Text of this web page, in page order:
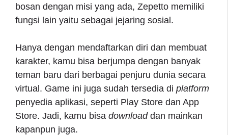
bosan dengan misi yang ada, Zepetto memiliki
fungsi lain yaitu sebagai jejaring sosial.
Hanya dengan mendaftarkan diri dan membuat
karakter, kamu bisa berjumpa dengan banyak
teman baru dari berbagai penjuru dunia secara
virtual. Game ini juga sudah tersedia di platform
penyedia aplikasi, seperti Play Store dan App
Store. Jadi, kamu bisa downloaddan mainkan
kapanpun juga.